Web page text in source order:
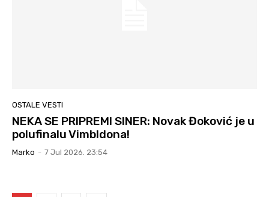
OSTALE VESTI
NEKA SE PRIPREMI SINER: Novak Đoković je u
polufinalu Vimbldona!
Marko - 7 Jul 2026. 23:54